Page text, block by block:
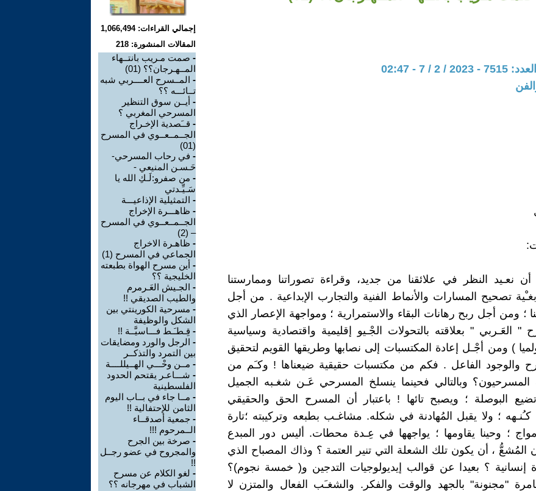
2 / 7 - 02:47
أن نعـيد النظر في علائقنا من جديد، وقراءة تصوراتنا وممارستنا
تصحيح المسارات والأنماط الفنية والتجارب الإبداعية . من أجل
؛ ومن أجل ربح رهانات البقاء والاستمرارية ؛ ومواجهة الإعصار الذي
" العَـربي " بعلاقته بالتحولات الجْـيو إقليمية واقتصادية وسياسية
) ومن أجْـل إعادة المكتسبات إلى نصابها وطريقها القويم لتحقيق
والوجود الفاعل . فكم من مكتسبات حقيقية ضيعناها ! وكـَم من
وبالتالي فحينما ينسلخ المسرحي عَـن شغـبه الجميل
البوصلة ؛ ويصبح تائها ! باعتبار أن المسرح الحق والحقيقي
؛ ولا يقبل المُهادنة في شكله. مشاغـب بطبعه وتركيبته ؛تارة
؛ وحينا يقاومها ؛ يواجهها في عِـدة محطات. أليس دور المبدع
المُشعُّ ، أن يكون تلك الشعلة التي تنير العتمة ؟ وذاك المصباح الذي
إنسانية ؟ بعيدا عن قوالب إيديولوجيات التدجين و( خمسة نجوم)؟
"مجنونة" بالجهد والوقت والفكر. والشغـَب الفعال والمتزن لا
إجمالي القراءات: 1,066,494
المقالات المنشورة: 218
- صمت مـريب بانتــهاء
المــهـرجان؟؟ (01)
- المــسرح العــــربي شبه
تــائـــه ؟؟
- أيــن سوق التنظير
المسرحي المغربي ؟
- قــَصدية الإخـراج
الجــمــعــوي في المسرح
(01)
- في رحاب المسرحي-
حَـسـن المنيعي -
- من صفرو:لَـكِ الله يا
سَـيِّـدتي
- التمثيلية الإذاعيـــة
- ظاهـــرة الإخراج
الجــمــعــوي في المسرح
– (2)
- ظاهـرة الاخراج
الجماعي في المسرح (1)
- أين مسرح الهواة بطبعته
الخليجية ؟؟
- الجـيش العَـرمرم
والطيب الصديقي !!
- مسرحية الكورينتي بين
الشكل والوظيفة
- قِـطـَـط فـــاسيَّــة !!
- الرجل والورد ومضايقات
بين التمرد والتذكــر
- مــن وحْـــي الهــيللــــة
- شـــاعـر يقتحم الحدود
الفلسطينية
- مــا جاء في بــاب اليوم
الثامن للإحتفالية !!
- جمعية أصدقــاء
الــمرحوم !!!
- صرخة بين الجرح
والمجروح في عضو رجــل
!!
- لغو الكلام عن مسرح
الشباب في مهرجانه ؟؟